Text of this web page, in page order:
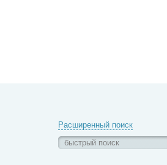
Расширенный поиск